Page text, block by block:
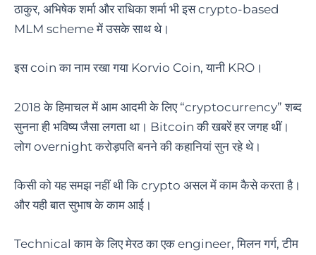
ठाकुर, अभिषेक शर्मा और राधिका शर्मा भी इस crypto-based
MLM scheme में उसके साथ थे।
इस coin का नाम रखा गया Korvio Coin, यानी KRO।
2018 के हिमाचल में आम आदमी के लिए “cryptocurrency” शब्द
सुनना ही भविष्य जैसा लगता था। Bitcoin की खबरें हर जगह थीं।
लोग overnight करोड़पति बनने की कहानियां सुन रहे थे।
किसी को यह समझ नहीं थी कि crypto असल में काम कैसे करता है।
और यही बात सुभाष के काम आई।
Technical काम के लिए मेरठ का एक engineer, मिलन गर्ग, टीम